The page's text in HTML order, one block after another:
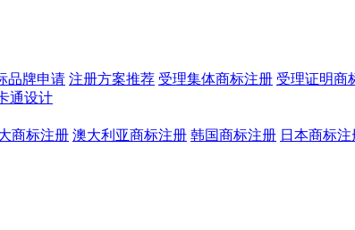
品牌申请 注册方案推荐 受理集体商标注册 受理证明商
通设计
商标注册 澳大利亚商标注册 韩国商标注册 日本商标注